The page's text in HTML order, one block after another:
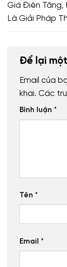
Giá Điện Tăng,
Là Giải Pháp
Để lại
Email của
khai. Các
Bình luận *
Tên *
Email *